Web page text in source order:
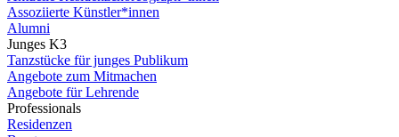
Assoziierte Künstler*innen
Alumni
Junges K3
Tanzstücke für junges Publikum
Angebote zum Mitmachen
Angebote für Lehrende
Professionals
Residenzen